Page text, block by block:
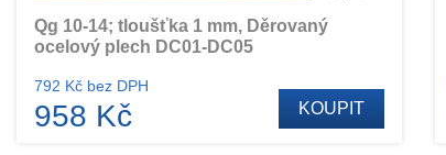
Qg 10-14; tloušťka 1 mm, Děrovaný
ocelový plech DC01-DC05
792 Kč bez DPH
958 Kč KOUPIT